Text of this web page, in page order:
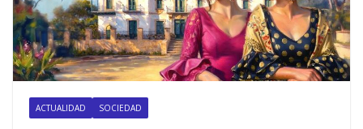
ACTUALIDAD SOCIEDAD